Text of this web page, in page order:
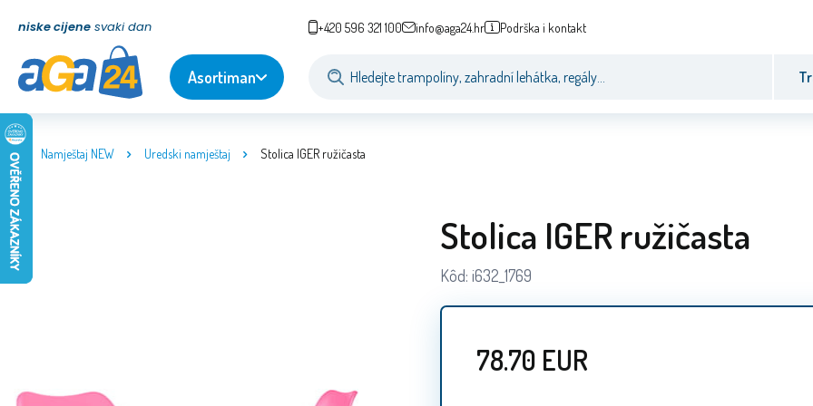
niske cijene svaki dan +420 596 321 100 info@aga24.hr Podrška i kontakt
Asortiman
Namještaj NEW Uredski namještaj Stolica IGER ružičasta
Stolica IGER ružičasta
Kôd: i632_1769
78.70 EUR